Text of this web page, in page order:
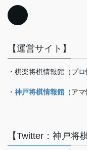
【運営サイト】
・棋楽将棋情報館（プロ
・ 神戸将棋情報館 （ア
【Twitter：神戸将